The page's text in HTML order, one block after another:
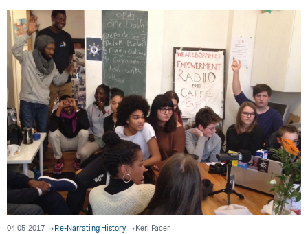
04.05.2017 Re-Narrating History Keri Facer